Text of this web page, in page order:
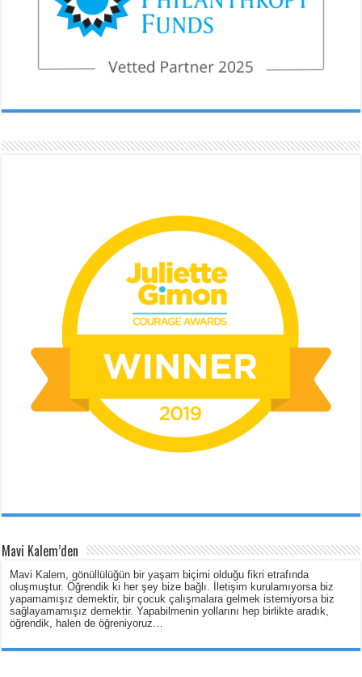
Mavi Kalem’den
Mavi Kalem, gönüllülüğün bir yaşam biçimi olduğu fikri etrafında
oluşmuştur. Öğrendik ki her şey bize bağlı. İletişim kurulamıyorsa biz
yapamamışız demektir, bir çocuk çalışmalara gelmek istemiyorsa biz
sağlayamamışız demektir. Yapabilmenin yollarını hep birlikte aradık,
öğrendik, halen de öğreniyoruz…